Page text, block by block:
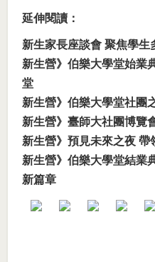
延伸閱讀：
新生家長座談會 聚焦學生
新生營》伯樂大學堂始業
堂
新生營》伯樂大學堂社團
新生營》臺師大社團博覽
新生營》預見未來之夜 帶
新生營》伯樂大學堂結業
新篇章